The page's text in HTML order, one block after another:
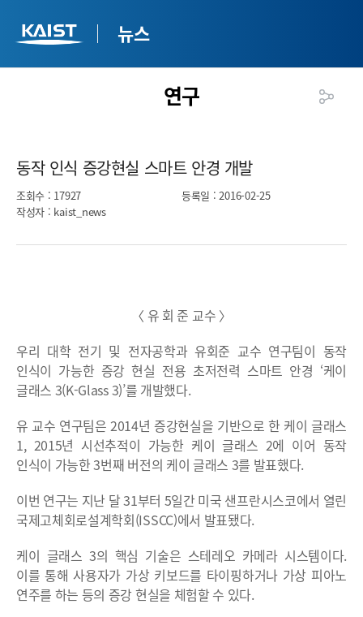
뉴스
연구
동작 인식 증강현실 스마트 안경 개발​
조회수 : 17927 등록일 : 2016-02-25
작성자 : kaist_news
〈 유 회 준 교수 〉
우리 대학 전기 및 전자공학과 유회준 교수 연구팀이 동작
인식이 가능한 증강 현실 전용 초저전력 스마트 안경 ‘케이
글래스 3(K-Glass 3)’를 개발했다.
유 교수 연구팀은 2014년 증강현실을 기반으로 한 케이 글래스
1, 2015년 시선추적이 가능한 케이 글래스 2에 이어 동작
인식이 가능한 3번째 버전의 케이 글래스 3를 발표했다.
이번 연구는 지난 달 31부터 5일간 미국 샌프란시스코에서 열린
국제고체회로설계학회(ISSCC)에서 발표됐다.
케이 글래스 3의 핵심 기술은 스테레오 카메라 시스템이다.
이를 통해 사용자가 가상 키보드를 타이핑하거나 가상 피아노
연주를 하는 등의 증강 현실을 체험할 수 있다.